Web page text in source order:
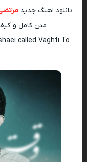
دانلود اهنگ جدید
متن کامل و کیفیت 320 از
called Vaghti To